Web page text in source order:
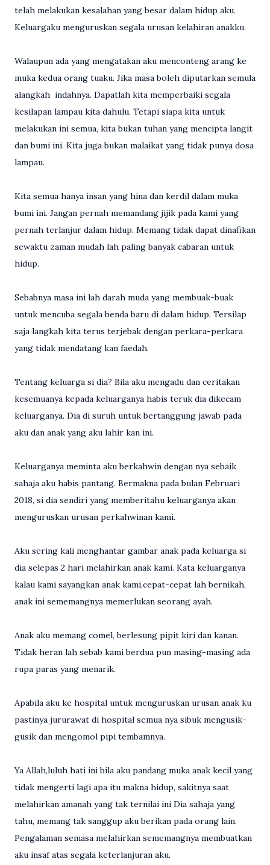
telah melakukan kesalahan yang besar dalam hidup aku.
Keluargaku menguruskan segala urusan kelahiran anakku.
Walaupun ada yang mengatakan aku menconteng arang ke
muka kedua orang tuaku. Jika masa boleh diputarkan semula
alangkah indahnya. Dapatlah kita memperbaiki segala
kesilapan lampau kita dahulu. Tetapi siapa kita untuk
melakukan ini semua, kita bukan tuhan yang mencipta langit
dan bumi ini. Kita juga bukan malaikat yang tidak punya dosa
lampau.
Kita semua hanya insan yang hina dan kerdil dalam muka
bumi ini. Jangan pernah memandang jijik pada kami yang
pernah terlanjur dalam hidup. Memang tidak dapat dinafikan
sewaktu zaman mudah lah paling banyak cabaran untuk
hidup.
Sebabnya masa ini lah darah muda yang membuak-buak
untuk mencuba segala benda baru di dalam hidup. Tersilap
saja langkah kita terus terjebak dengan perkara-perkara
yang tidak mendatang kan faedah.
Tentang keluarga si dia? Bila aku mengadu dan ceritakan
kesemuanya kepada keluarganya habis teruk dia dikecam
keluarganya. Dia di suruh untuk bertanggung jawab pada
aku dan anak yang aku lahir kan ini.
Keluarganya meminta aku berkahwin dengan nya sebaik
sahaja aku habis pantang. Bermakna pada bulan Februari
2018, si dia sendiri yang memberitahu keluarganya akan
menguruskan urusan perkahwinan kami.
Aku sering kali menghantar gambar anak pada keluarga si
dia selepas 2 hari melahirkan anak kami. Kata keluarganya
kalau kami sayangkan anak kami,cepat-cepat lah bernikah,
anak ini sememangnya memerlukan seorang ayah.
Anak aku memang comel, berlesung pipit kiri dan kanan.
Tidak heran lah sebab kami berdua pun masing-masing ada
rupa paras yang menarik.
Apabila aku ke hospital untuk menguruskan urusan anak ku
pastinya jururawat di hospital semua nya sibuk mengusik-
gusik dan mengomol pipi tembamnya.
Ya Allah,luluh hati ini bila aku pandang muka anak kecil yang
tidak mengerti lagi apa itu makna hidup, sakitnya saat
melahirkan amanah yang tak ternilai ini Dia sahaja yang
tahu, memang tak sanggup aku berikan pada orang lain.
Pengalaman semasa melahirkan sememangnya membuatkan
aku insaf atas segala keterlanjuran aku.